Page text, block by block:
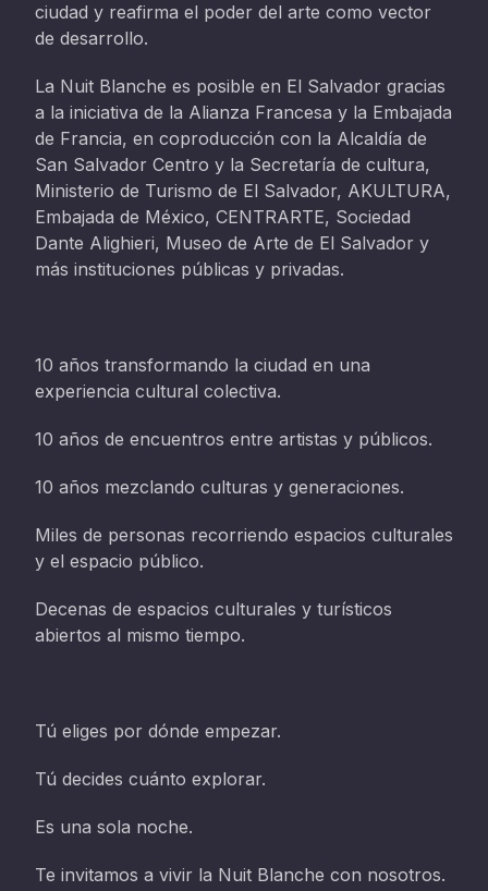
ciudad y reafirma el poder del arte como vector
de desarrollo.
La Nuit Blanche es posible en El Salvador gracias
a la iniciativa de la Alianza Francesa y la Embajada
de Francia, en coproducción con la Alcaldía de
San Salvador Centro y la Secretaría de cultura,
Ministerio de Turismo de El Salvador, AKULTURA,
Embajada de México, CENTRARTE, Sociedad
Dante Alighieri, Museo de Arte de El Salvador y
más instituciones públicas y privadas.
10 años transformando la ciudad en una
experiencia cultural colectiva.
10 años de encuentros entre artistas y públicos.
10 años mezclando culturas y generaciones.
Miles de personas recorriendo espacios culturales
y el espacio público.
Decenas de espacios culturales y turísticos
abiertos al mismo tiempo.
Tú eliges por dónde empezar.
Tú decides cuánto explorar.
Es una sola noche.
Te invitamos a vivir la Nuit Blanche con nosotros.